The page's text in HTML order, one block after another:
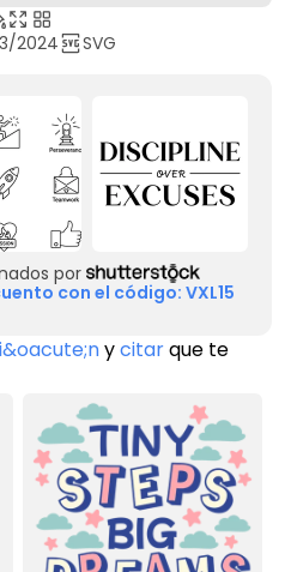
2024 SVG
por
con el código: VXL15
ycitarque te